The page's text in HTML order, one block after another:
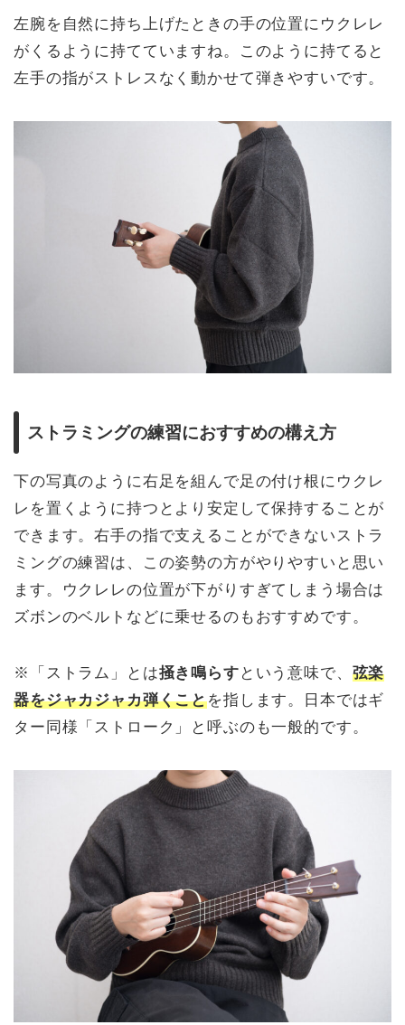
左腕を自然に持ち上げたときの手の位置にウクレレ
がくるように持てていますね。このように持てると
左手の指がストレスなく動かせて弾きやすいです。
ストラミングの練習におすすめの構え方
下の写真のように右足を組んで足の付け根にウクレ
レを置くように持つとより安定して保持することが
できます。右手の指で支えることができないストラ
ミングの練習は、この姿勢の方がやりやすいと思い
ます。ウクレレの位置が下がりすぎてしまう場合は
ズボンのベルトなどに乗せるのもおすすめです。
※「ストラム」とは掻き鳴らす という意味で、 弦楽
器をジャカジャカ弾くことを指します。日本ではギ
ター同様「ストローク」と呼ぶのも一般的です。